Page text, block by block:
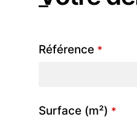
Référence *
Surface (m²) *